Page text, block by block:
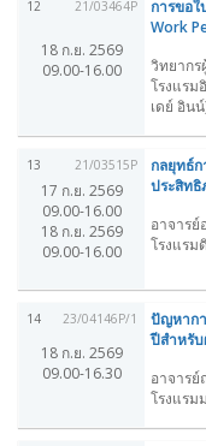
12 21/03464P
18 ก.ย. 2569
09.00-16.00
การขอ
Work
วิทยาก
โรงแรม
เดย์ อิน
13 21/03515P
17 ก.ย. 2569
09.00-16.00
18 ก.ย. 2569
09.00-16.00
กลยุทธ์ก
ประสิท
อาจาร
โรงแรม
14 23/04146P/1
18 ก.ย. 2569
09.00-16.30
ปัญหาก
ปีสำหรั
อาจาร
โรงแรม